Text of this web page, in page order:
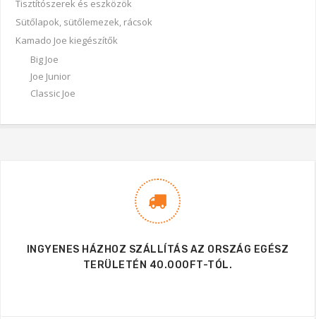
Tisztítószerek és eszközök
Sütőlapok, sütőlemezek, rácsok
Kamado Joe kiegészítők
Big Joe
Joe Junior
Classic Joe
INGYENES HÁZHOZ SZÁLLÍTÁS AZ ORSZÁG EGÉSZ
TERÜLETÉN 40.000FT-TÓL.